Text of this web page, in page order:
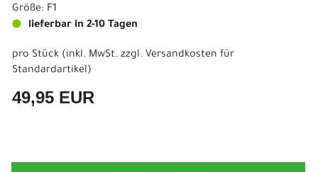
Größe: F1
lieferbar in 2-10 Tagen
pro Stück (inkl. MwSt. zzgl. Versandkosten für
Standardartikel)
49,95 EUR